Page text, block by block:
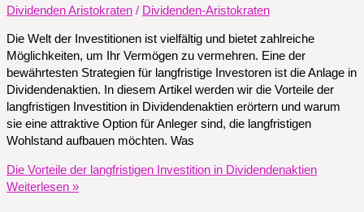
Dividenden Aristokraten / Dividenden-Aristokraten
Die Welt der Investitionen ist vielfältig und bietet zahlreiche
Möglichkeiten, um Ihr Vermögen zu vermehren. Eine der
bewährtesten Strategien für langfristige Investoren ist die Anlage in
Dividendenaktien. In diesem Artikel werden wir die Vorteile der
langfristigen Investition in Dividendenaktien erörtern und warum
sie eine attraktive Option für Anleger sind, die langfristigen
Wohlstand aufbauen möchten. Was
Die Vorteile der langfristigen Investition in Dividendenaktien
Weiterlesen »